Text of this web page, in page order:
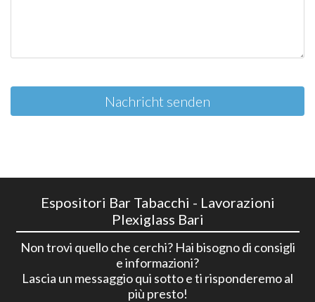
Nachricht senden
Espositori Bar Tabacchi - Lavorazioni
Plexiglass Bari
Non trovi quello che cerchi? Hai bisogno di consigli
e informazioni?
Lascia un messaggio qui sotto e ti risponderemo al
più presto!